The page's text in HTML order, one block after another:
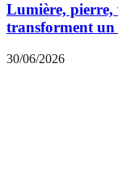
Lumière, pierre,
transforment un
30/06/2026